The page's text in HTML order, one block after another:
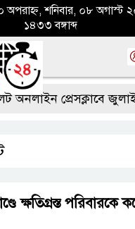
অপরাহ্ন, শনিবার, ০৮ অগাস্ট
১৪৩৩ বঙ্গাব্দ
প্রেসক্লাবে জুলাই
ক্ষতিগ্রস্ত পরিবারকে